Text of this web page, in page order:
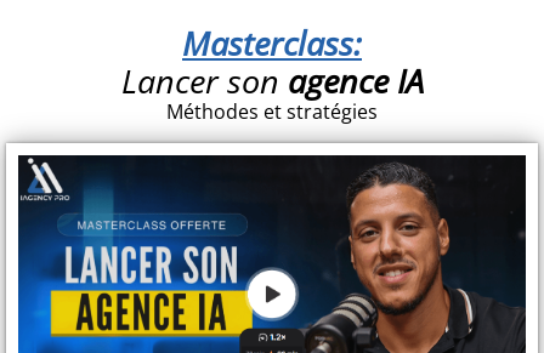
Masterclass:
Lancer son agence IA
Méthodes et stratégies